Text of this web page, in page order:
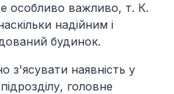
особливо важливо, т. К.
надійним і
будинок.
з'ясувати наявність у
головне